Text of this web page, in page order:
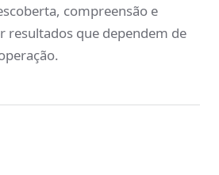
compreensão e
resultados que dependem de